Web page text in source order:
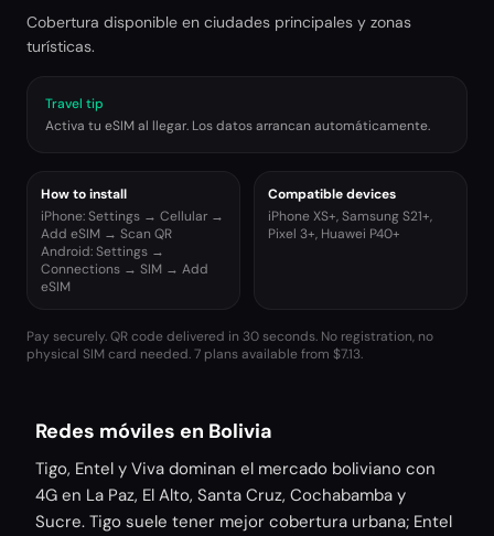
Cobertura disponible en ciudades principales y zonas
turísticas.
Travel tip
Activa tu eSIM al llegar. Los datos arrancan automáticamente.
How to install
iPhone: Settings → Cellular →
Add eSIM → Scan QR
Android: Settings →
Connections → SIM → Add
eSIM
Compatible devices
iPhone XS+, Samsung S21+,
Pixel 3+, Huawei P40+
Pay securely. QR code delivered in 30 seconds. No registration, no
physical SIM card needed.7 plans available from $7.13.
Redes móviles en Bolivia
Tigo, Entel y Viva dominan el mercado boliviano con
4G en La Paz, El Alto, Santa Cruz, Cochabamba y
Sucre. Tigo suele tener mejor cobertura urbana; Entel